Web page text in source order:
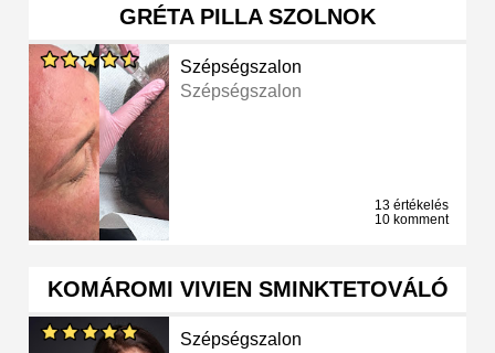
GRÉTA PILLA SZOLNOK
Szépségszalon
Szépségszalon
13 értékelés
10 komment
KOMÁROMI VIVIEN SMINKTETOVÁLÓ
Szépségszalon